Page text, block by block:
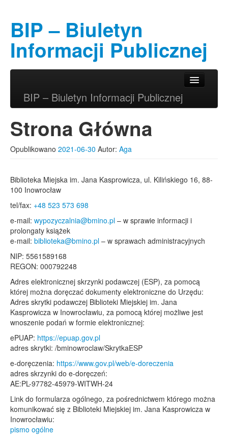
BIP – Biuletyn
Informacji Publicznej
BIP – Biuletyn Informacji Publicznej
Strona Główna
Opublikowano 2021-06-30 Autor: Aga
Biblioteka Miejska im. Jana Kasprowicza, ul. Kilińskiego 16, 88-
100 Inowrocław
tel/fax: +48 523 573 698
e-mail: wypozyczalnia@bmino.pl – w sprawie informacji i
prolongaty książek
e-mail: biblioteka@bmino.pl – w sprawach administracyjnych
NIP: 5561589168
REGON: 000792248
Adres elektronicznej skrzynki podawczej (ESP), za pomocą
której można doręczać dokumenty elektroniczne do Urzędu:
Adres skrytki podawczej Biblioteki Miejskiej im. Jana
Kasprowicza w Inowrocławiu, za pomocą której możliwe jest
wnoszenie podań w formie elektronicznej:
ePUAP: https://epuap.gov.pl
adres skrytki: /bminowroclaw/SkrytkaESP
e-doręczenia: https://www.gov.pl/web/e-doreczenia
adres skrzynki do e-doręczeń:
AE:PL-97782-45979-WITWH-24
Link do formularza ogólnego, za pośrednictwem którego można
komunikować się z Biblioteki Miejskiej im. Jana Kasprowicza w
Inowrocławiu:
pismo ogólne